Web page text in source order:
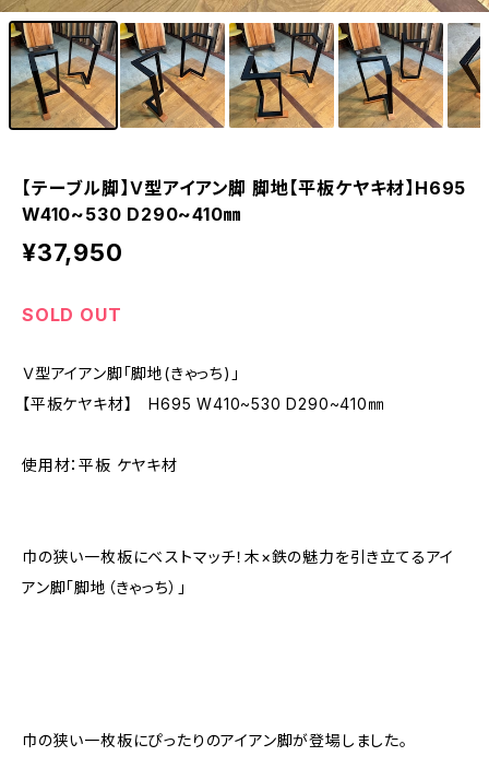
【テーブル脚】Ｖ型アイアン脚 脚地【平板ケヤキ材】H695
W410~530 D290~410㎜
¥37,950
SOLD OUT
Ｖ型アイアン脚「脚地(きゃっち)」
【平板ケヤキ材】 H695 W410~530 D290~410㎜
使用材：平板 ケヤキ材
巾の狭い一枚板にベストマッチ！木×鉄の魅力を引き立てるアイ
アン脚「脚地（きゃっち）」
巾の狭い一枚板にぴったりのアイアン脚が登場しました。